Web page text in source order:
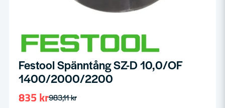
Festool Spänntång SZ-D 10,0/OF
1400/2000/2200
983,11 kr
835 kr